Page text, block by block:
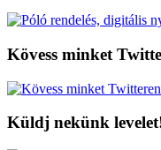
Kövess minket
Küldj nekünk